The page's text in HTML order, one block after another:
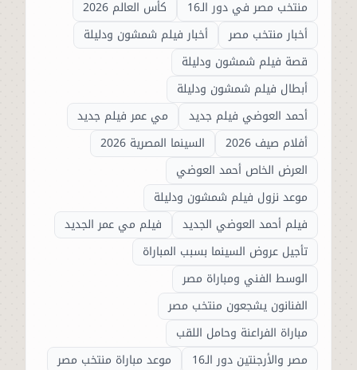
منتخب مصر في دور الـ16
كأس العالم 2026
أخبار منتخب مصر
أخبار فيلم شمشون ودليلة
قصة فيلم شمشون ودليلة
أبطال فيلم شمشون ودليلة
أحمد العوضي فيلم جديد
مي عمر فيلم جديد
أفلام صيف 2026
السينما المصرية 2026
العرض الخاص أحمد العوضي
موعد نزول فيلم شمشون ودليلة
فيلم أحمد العوضي الجديد
فيلم مي عمر الجديد
تأجيل عروض السينما بسبب المباراة
الوسط الفني ومباراة مصر
الفنانون يشجعون منتخب مصر
مباراة الفراعنة وحامل اللقب
مصر والأرجنتين دور الـ16
موعد مباراة منتخب مصر